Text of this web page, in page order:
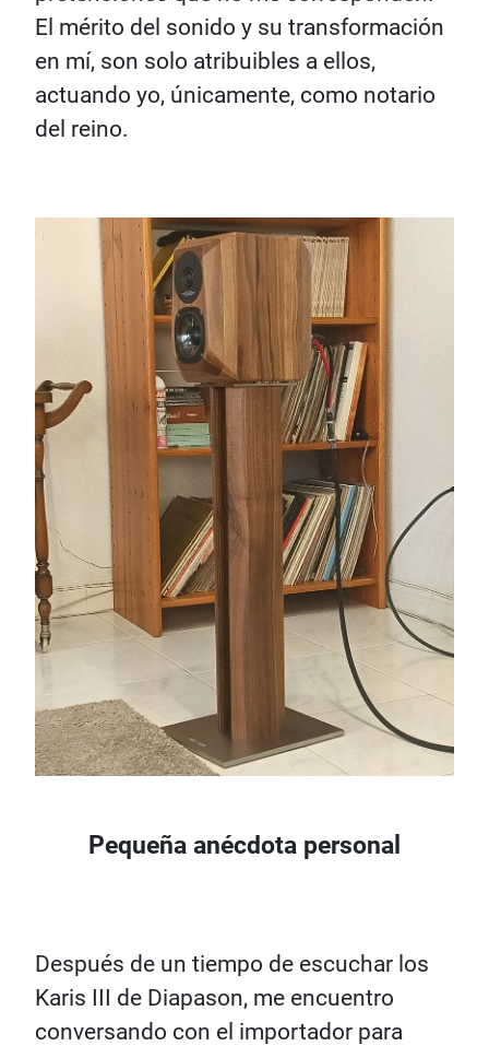
El mérito del sonido y su transformación
en mí, son solo atribuibles a ellos,
actuando yo, únicamente, como notario
del reino.
Pequeña anécdota personal
Después de un tiempo de escuchar los
Karis III de Diapason, me encuentro
conversando con el importador para